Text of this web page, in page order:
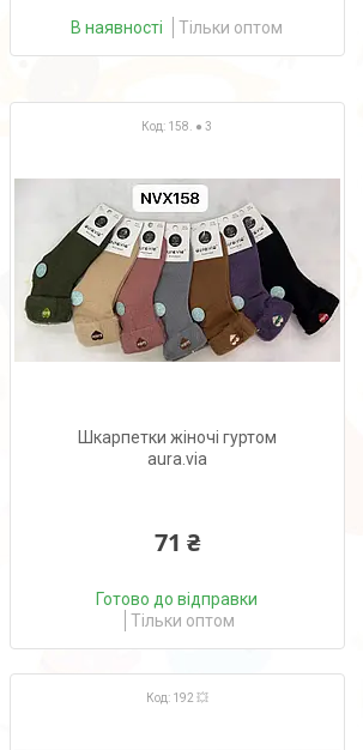
В наявності Тільки оптом
158. ● 3
Шкарпетки жіночі гуртом
aura.via
71 ₴
Готово до відправки
Тільки оптом
192 💥